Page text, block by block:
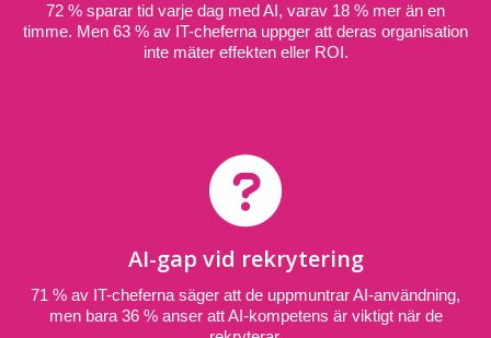
72 % sparar tid varje dag med AI, varav 18 % mer än en
timme. Men 63 % av IT-cheferna uppger att deras organisation
inte mäter effekten eller ROI.
AI-gap vid rekrytering
71 % av IT-cheferna säger att de uppmuntrar AI-användning,
men bara 36 % anser att AI-kompetens är viktigt när de